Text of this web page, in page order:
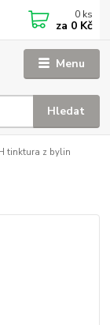
Menu
Hledat
0 ks
za 0 Kč
tinktura z bylin